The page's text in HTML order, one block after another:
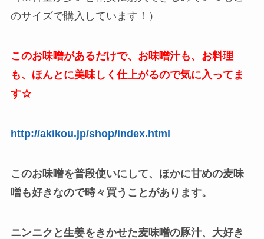
のサイズで購入しています！）
このお味噌があるだけで、 お味噌汁も、お料理
も、ほんとに美味しく仕上がるので気に入ってま
す☆
http://akikou.jp/shop/index.html
このお味噌を普段使いにして、ほかに甘めの麦味
噌も好きなので時々買うことがあります。
ニンニクと生姜をきかせた麦味噌の豚汁、大好き